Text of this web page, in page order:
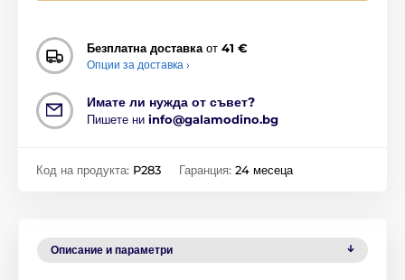
Безплатна доставка от 41 €
Опции за доставка ›
Имате ли нужда от съвет?
Пишете ни info@galamodino.bg
Код на продукта: P283 Гаранция: 24 месеца
Описание и параметри